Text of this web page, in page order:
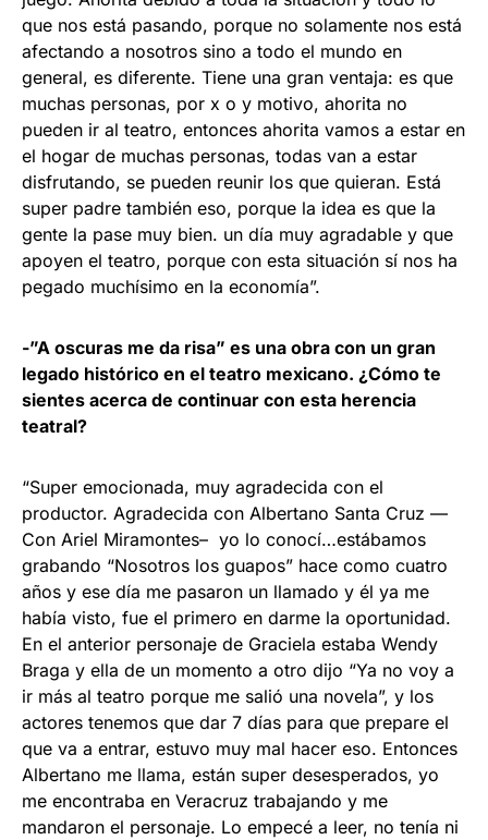
que nos está pasando, porque no solamente nos está
afectando a nosotros sino a todo el mundo en
general, es diferente. Tiene una gran ventaja: es que
muchas personas, por x o y motivo, ahorita no
pueden ir al teatro, entonces ahorita vamos a estar en
el hogar de muchas personas, todas van a estar
disfrutando, se pueden reunir los que quieran. Está
super padre también eso, porque la idea es que la
gente la pase muy bien. un día muy agradable y que
apoyen el teatro, porque con esta situación sí nos ha
pegado muchísimo en la economía”.
-”A oscuras me da risa” es una obra con un gran
legado histórico en el teatro mexicano. ¿Cómo te
sientes acerca de continuar con esta herencia
teatral?
“Super emocionada, muy agradecida con el
productor. Agradecida con Albertano Santa Cruz —
Con Ariel Miramontes– yo lo conocí…estábamos
grabando “Nosotros los guapos” hace como cuatro
años y ese día me pasaron un llamado y él ya me
había visto, fue el primero en darme la oportunidad.
En el anterior personaje de Graciela estaba Wendy
Braga y ella de un momento a otro dijo “Ya no voy a
ir más al teatro porque me salió una novela”, y los
actores tenemos que dar 7 días para que prepare el
que va a entrar, estuvo muy mal hacer eso. Entonces
Albertano me llama, están super desesperados, yo
me encontraba en Veracruz trabajando y me
mandaron el personaje. Lo empecé a leer, no tenía ni